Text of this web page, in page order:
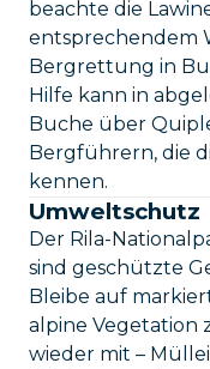
beachte die
entsprechendem
Bergrettung in
Hilfe kann in
Buche über
Bergführern, die
kennen.
Umweltschutz
Der Rila-
sind geschützte
Bleibe auf
alpine Vegetation
wieder mit –